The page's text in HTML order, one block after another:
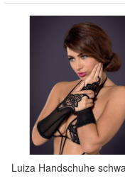
Luiza Handschuhe